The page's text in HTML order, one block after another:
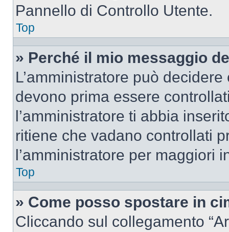
Pannello di Controllo Utente.
Top
» Perché il mio messaggio
L’amministratore può
devono prima essere
l’amministratore ti abbia
ritiene che vadano controllati
l’amministratore per maggiori
Top
» Come posso spostare in
Cliccando sul collegamento